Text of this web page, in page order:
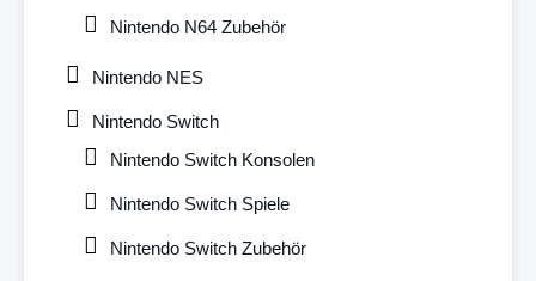
Nintendo N64 Zubehör
Nintendo NES
Nintendo Switch
Nintendo Switch Konsolen
Nintendo Switch Spiele
Nintendo Switch Zubehör